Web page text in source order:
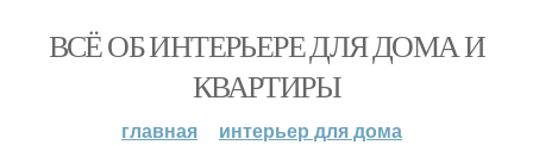
ВСЁ ОБ ИНТЕРЬЕРЕ ДЛЯ ДОМА И
КВАРТИРЫ
главная
интерьер для дома